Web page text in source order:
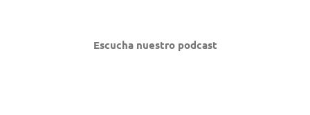
Escucha nuestro podcast